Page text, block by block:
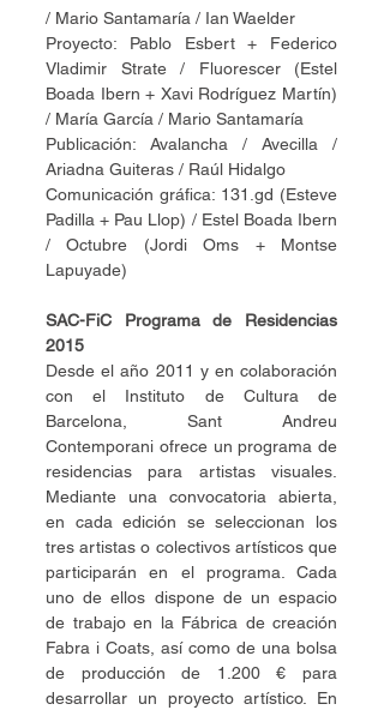
/ Mario Santamaría / Ian Waelder
Proyecto: Pablo Esbert + Federico
Vladimir Strate / Fluorescer (Estel
Boada Ibern + Xavi Rodríguez Martín)
/ María García / Mario Santamaría
Publicación: Avalancha / Avecilla /
Ariadna Guiteras / Raúl Hidalgo
Comunicación gráfica: 131.gd (Esteve
Padilla + Pau Llop) / Estel Boada Ibern
/ Octubre (Jordi Oms + Montse
Lapuyade)
SAC-FiC Programa de Residencias
2015
Desde el año 2011 y en colaboración
con el Instituto de Cultura de
Barcelona, Sant Andreu
Contemporani ofrece un programa de
residencias para artistas visuales.
Mediante una convocatoria abierta,
en cada edición se seleccionan los
tres artistas o colectivos artísticos que
participarán en el programa. Cada
uno de ellos dispone de un espacio
de trabajo en la Fábrica de creación
Fabra i Coats, así como de una bolsa
de producción de 1.200 € para
desarrollar un proyecto artístico. En